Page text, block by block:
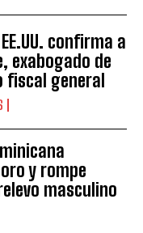
confirma a
exabogado de
fiscal general
y rompe
masculino